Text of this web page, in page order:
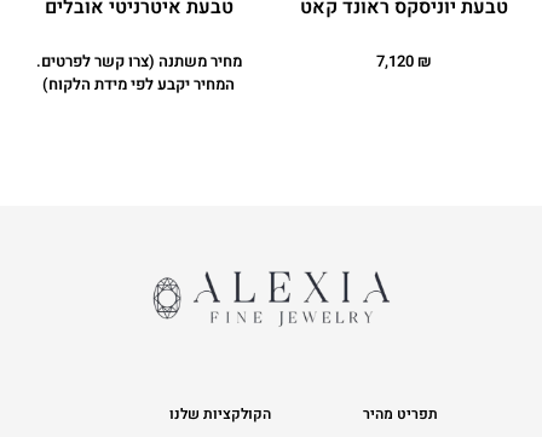
טבעת יוניסקס ראונד קאט
7,120₪
טבעת איטרניטי אובלים
מחיר משתנה (צרו קשר לפרטים.
המחיר יקבע לפי מידת הלקוח)
תפריט מהיר
הקולקציות שלנו